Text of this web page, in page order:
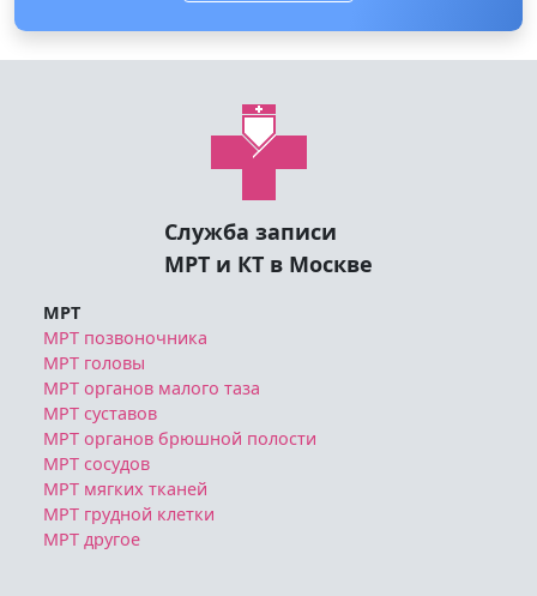
Служба записи
МРТ и КТ в Москве
МРТ
МРТ позвоночника
МРТ головы
МРТ органов малого таза
МРТ суставов
МРТ органов брюшной полости
МРТ сосудов
МРТ мягких тканей
МРТ грудной клетки
МРТ другое